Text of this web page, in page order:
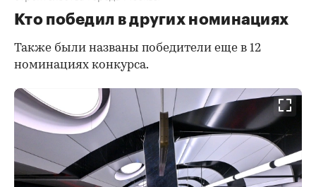
Кто победил в других номинациях
Также были названы победители еще в 12
номинациях конкурса.